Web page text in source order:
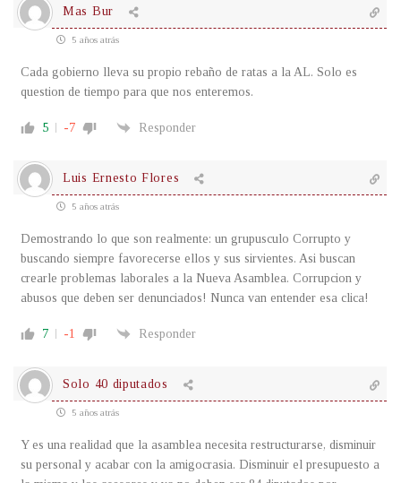
Mas Bur
5 años atrás
Cada gobierno lleva su propio rebaño de ratas a la AL. Solo es
question de tiempo para que nos enteremos.
5 -7 Responder
Luis Ernesto Flores
5 años atrás
Demostrando lo que son realmente: un grupusculo Corrupto y
buscando siempre favorecerse ellos y sus sirvientes. Asi buscan
crearle problemas laborales a la Nueva Asamblea. Corrupcion y
abusos que deben ser denunciados! Nunca van entender esa clica!
7 -1 Responder
Solo 40 diputados
5 años atrás
Y es una realidad que la asamblea necesita restructurarse, disminuir
su personal y acabar con la amigocrasia. Disminuir el presupuesto a